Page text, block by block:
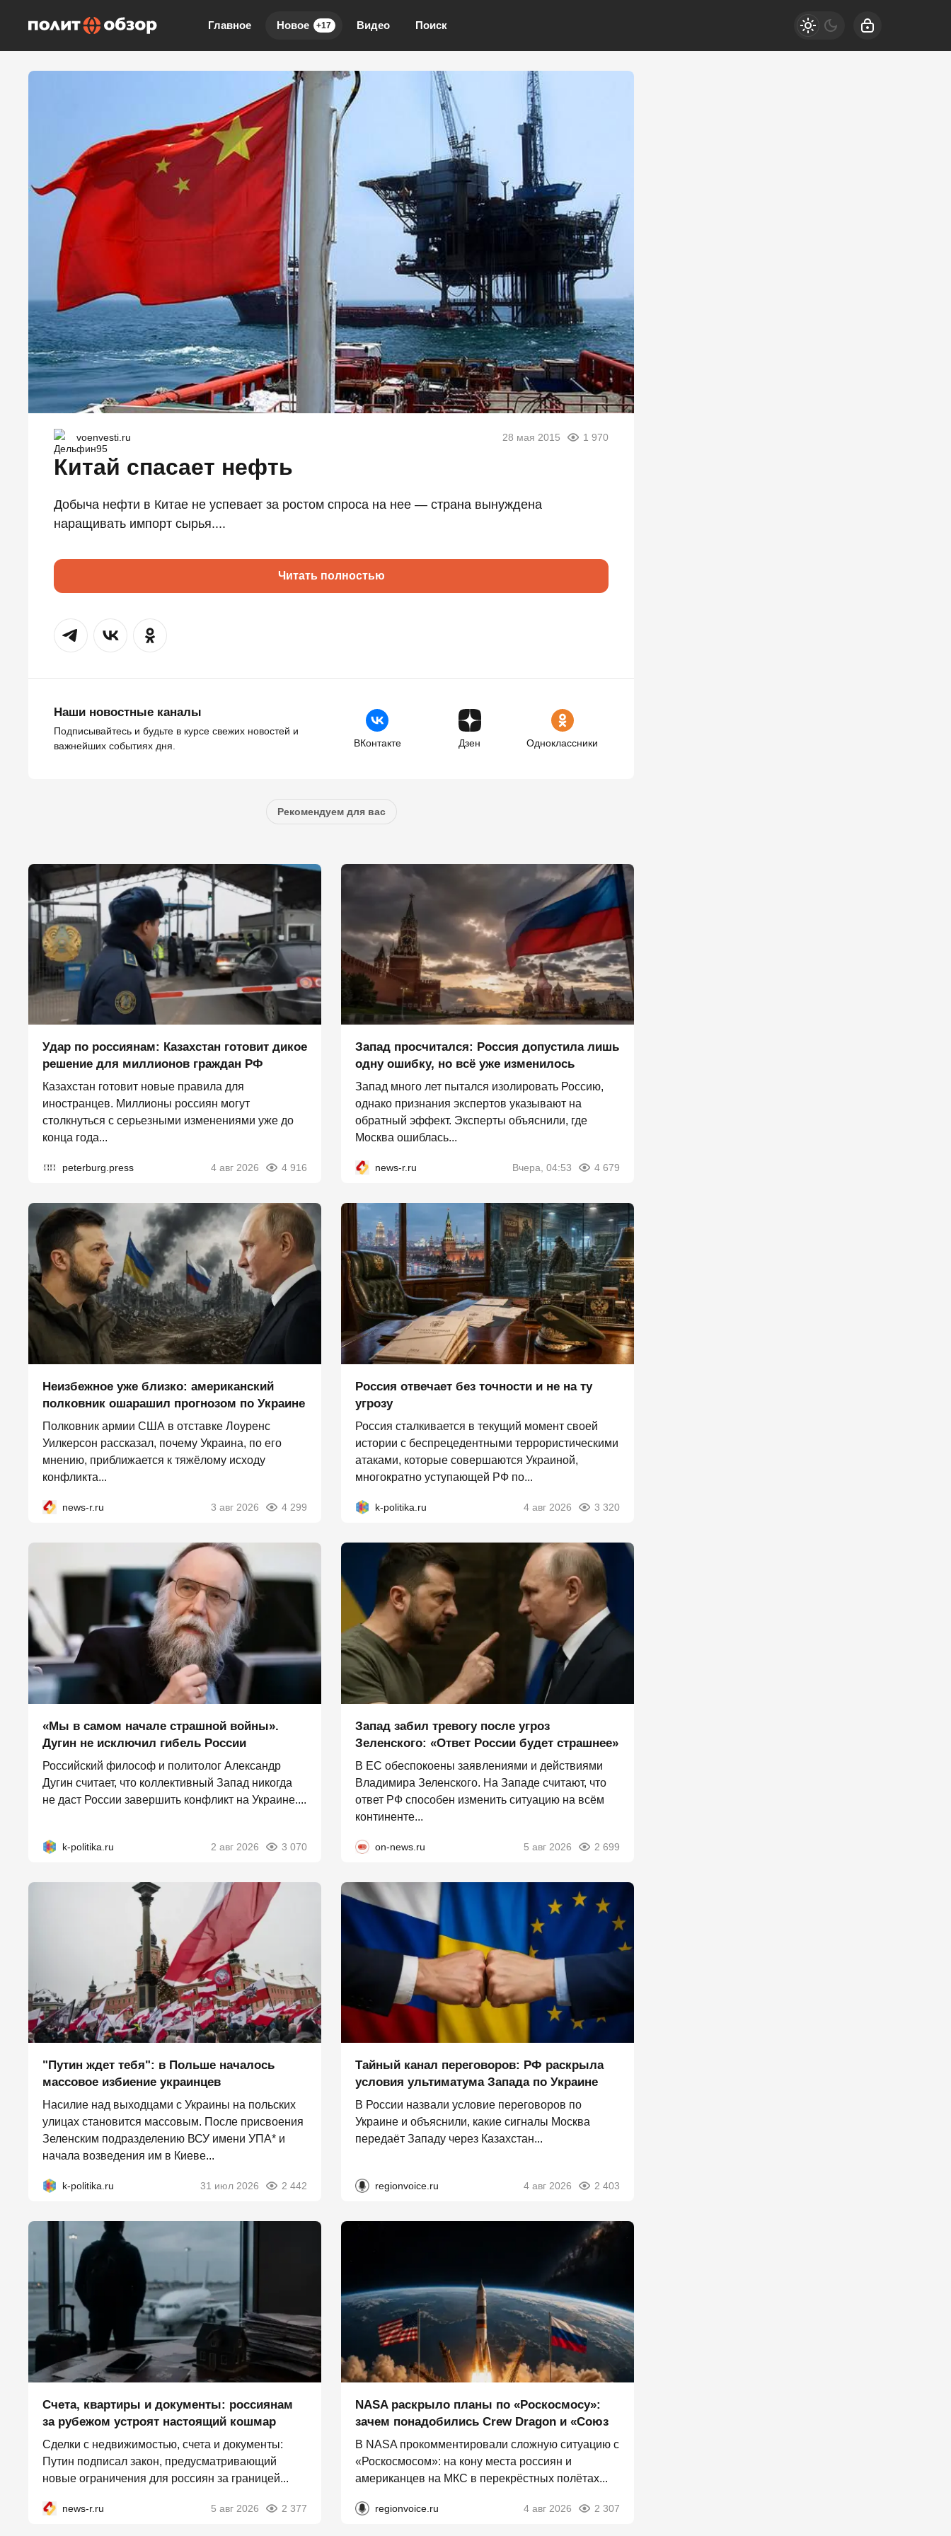
Главное Новое +17 Видео Поиск
voenvesti.ru 28 мая 2015 1 970
Китай спасает нефть
Добыча нефти в Китае не успевает за ростом спроса на нее — страна вынуждена
наращивать импорт сырья....
Читать полностью
Наши новостные каналы
Подписывайтесь и будьте в курсе свежих новостей и
важнейших событиях дня.
ВКонтакте Дзен Одноклассники
Рекомендуем для вас
Удар по россиянам: Казахстан готовит дикое
решение для миллионов граждан РФ
Казахстан готовит новые правила для
иностранцев. Миллионы россиян могут
столкнуться с серьезными изменениями уже до
конца года...
peterburg.press 4 авг 2026 4 916
Запад просчитался: Россия допустила лишь
одну ошибку, но всё уже изменилось
Запад много лет пытался изолировать Россию,
однако признания экспертов указывают на
обратный эффект. Эксперты объяснили, где
Москва ошиблась...
news-r.ru Вчера, 04:53 4 679
Неизбежное уже близко: американский
полковник ошарашил прогнозом по Украине
Полковник армии США в отставке Лоуренс
Уилкерсон рассказал, почему Украина, по его
мнению, приближается к тяжёлому исходу
конфликта...
news-r.ru 3 авг 2026 4 299
Россия отвечает без точности и не на ту
угрозу
Россия сталкивается в текущий момент своей
истории с беспрецедентными террористическими
атаками, которые совершаются Украиной,
многократно уступающей РФ по...
k-politika.ru 4 авг 2026 3 320
«Мы в самом начале страшной войны».
Дугин не исключил гибель России
Российский философ и политолог Александр
Дугин считает, что коллективный Запад никогда
не даст России завершить конфликт на Украине....
k-politika.ru 2 авг 2026 3 070
Запад забил тревогу после угроз
Зеленского: «Ответ России будет страшнее»
В ЕС обеспокоены заявлениями и действиями
Владимира Зеленского. На Западе считают, что
ответ РФ способен изменить ситуацию на всём
континенте...
on-news.ru 5 авг 2026 2 699
"Путин ждет тебя": в Польше началось
массовое избиение украинцев
Насилие над выходцами с Украины на польских
улицах становится массовым. После присвоения
Зеленским подразделению ВСУ имени УПА* и
начала возведения им в Киеве...
k-politika.ru 31 июл 2026 2 442
Тайный канал переговоров: РФ раскрыла
условия ультиматума Запада по Украине
В России назвали условие переговоров по
Украине и объяснили, какие сигналы Москва
передаёт Западу через Казахстан...
regionvoice.ru 4 авг 2026 2 403
Счета, квартиры и документы: россиянам
за рубежом устроят настоящий кошмар
Сделки с недвижимостью, счета и документы:
Путин подписал закон, предусматривающий
новые ограничения для россиян за границей...
news-r.ru 5 авг 2026 2 377
NASA раскрыло планы по «Роскосмосу»:
зачем понадобились Crew Dragon и «Союз
В NASA прокомментировали сложную ситуацию с
«Роскосмосом»: на кону места россиян и
американцев на МКС в перекрёстных полётах...
regionvoice.ru 4 авг 2026 2 307